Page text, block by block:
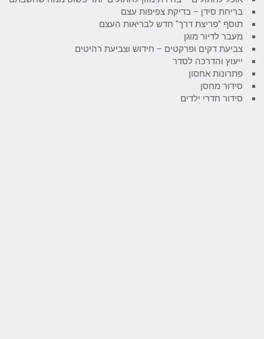
בריחת סידן – בדיקת צפיפות עצם
תוסף "פריצת דרך" חדש לבריאות העצם
מעבר לדיור מוגן
צביעת דקים ופרקטים – חידוש וצביעת רהיטים
ייעוץ והדרכה לסדר
פתרונות אחסון
סידור מחסן
סידור חדרי ילדים